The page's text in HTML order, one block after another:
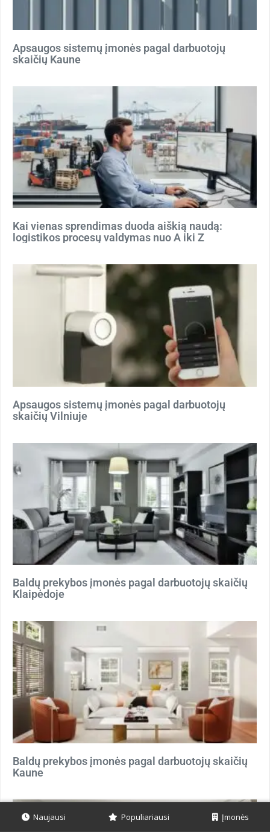
Apsaugos sistemų įmonės pagal darbuotojų
skaičių Kaune
Kai vienas sprendimas duoda aiškią naudą:
logistikos procesų valdymas nuo A iki Z
Apsaugos sistemų įmonės pagal darbuotojų
skaičių Vilniuje
Baldų prekybos įmonės pagal darbuotojų skaičių
Klaipėdoje
Baldų prekybos įmonės pagal darbuotojų skaičių
Kaune
Naujausi Populiariausi Įmonės